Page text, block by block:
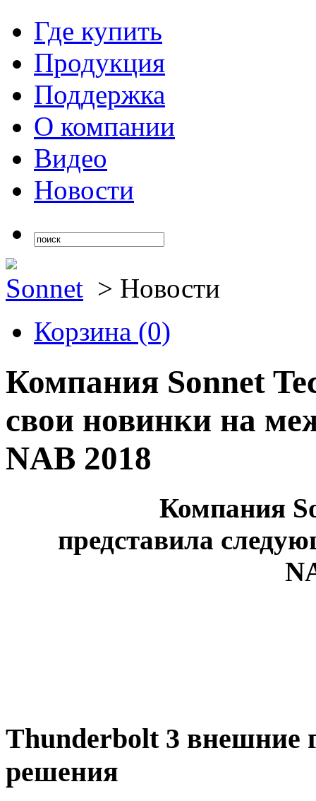
Где купить
Продукция
Поддержка
О компании
Видео
Новости
Sonnet > Новости
Корзина (0)
Компания Sonnet
свои новинки на
NAB 2018
Компания
представила
Thunderbolt 3 внешние
решения